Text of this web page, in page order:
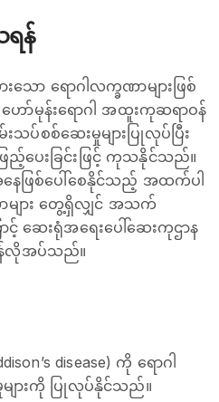
ရန်
ော ရောဂါလက္ခဏာများဖြစ်
ဟော်မုန်းရောဂါ အထူးကုဆရာဝန်
သပ်စစ်‌ဆေးမှုများပြုလုပ်ပြီး
ည့်ပေးခြင်းဖြင့် ကုသနိုင်သည်။
ေဖြစ်ပေါ်စေနိုင်သည့် အထက်ပါ
ျား တွေ့ရှိလျှင် အသက်
ဆေးရုံအရေးပေါ်ဆေးကုဌာန
လိုအပ်သည်။
disease) ကို ရောဂါ
များကို ပြုလုပ်နိုင်သည်။